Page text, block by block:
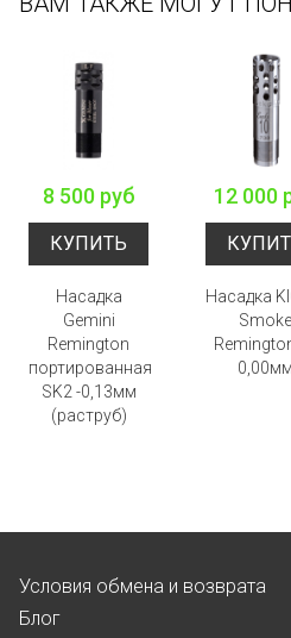
8 500 руб
КУПИТЬ
Насадка
Gemini
Remington
портированная
SK2 -0,13мм
(раструб)
12 000
Насадка
Smoke
0,00мм
Условия обмена и возврата
Блог